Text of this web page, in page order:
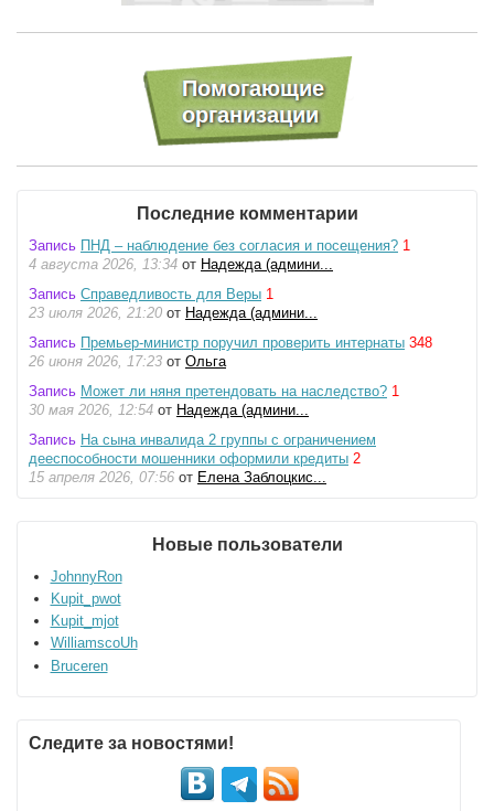
Последние комментарии
Запись ПНД – наблюдение без согласия и посещения? 1
4 августа 2026, 13:34 от Надежда (админи...
Запись Справедливость для Веры 1
23 июля 2026, 21:20 от Надежда (админи...
Запись Премьер-министр поручил проверить интернаты 348
26 июня 2026, 17:23 от Ольга
Запись Может ли няня претендовать на наследство? 1
30 мая 2026, 12:54 от Надежда (админи...
Запись На сына инвалида 2 группы с ограничением
дееспособности мошенники оформили кредиты 2
15 апреля 2026, 07:56 от Елена Заблоцкис...
Новые пользователи
JohnnyRon
Kupit_pwot
Kupit_mjot
WilliamscoUh
Bruceren
Следите за новостями!